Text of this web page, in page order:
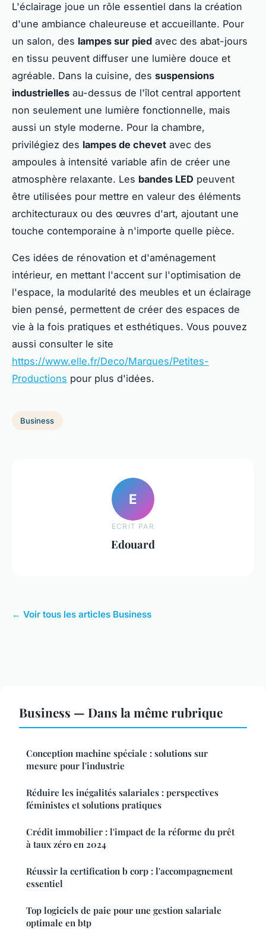
L'éclairage joue un rôle essentiel dans la création
d'une ambiance chaleureuse et accueillante. Pour
un salon, des lampes sur pied avec des abat-jours
en tissu peuvent diffuser une lumière douce et
agréable. Dans la cuisine, des suspensions
industrielles au-dessus de l'îlot central apportent
non seulement une lumière fonctionnelle, mais
aussi un style moderne. Pour la chambre,
privilégiez des lampes de chevet avec des
ampoules à intensité variable afin de créer une
atmosphère relaxante. Les bandes LED peuvent
être utilisées pour mettre en valeur des éléments
architecturaux ou des œuvres d'art, ajoutant une
touche contemporaine à n'importe quelle pièce.
Ces idées de rénovation et d'aménagement
intérieur, en mettant l'accent sur l'optimisation de
l'espace, la modularité des meubles et un éclairage
bien pensé, permettent de créer des espaces de
vie à la fois pratiques et esthétiques. Vous pouvez
aussi consulter le site
https://www.elle.fr/Deco/Marques/Petites-
Productions pour plus d'idées.
Business
E
ECRIT PAR
Edouard
← Voir tous les articles Business
Business — Dans la même rubrique
Conception machine spéciale : solutions sur
mesure pour l'industrie
Réduire les inégalités salariales : perspectives
féministes et solutions pratiques
Crédit immobilier : l'impact de la réforme du prêt
à taux zéro en 2024
Réussir la certification b corp : l'accompagnement
essentiel
Top logiciels de paie pour une gestion salariale
optimale en btp